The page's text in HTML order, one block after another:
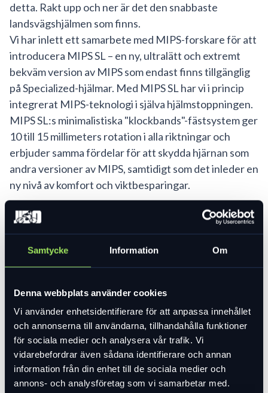
Samtycke Information Om
Denna webbplats använder cookies
Vi använder enhetsidentifierare för att anpassa innehållet
och annonserna till användarna, tillhandahålla funktioner
för sociala medier och analysera vår trafik. Vi
vidarebefordrar även sådana identifierare och annan
information från din enhet till de sociala medier och
annons- och analysföretag som vi samarbetar med.
detta. Rakt upp och ner är det den snabbaste
landsvägshjälmen som finns.
Vi har inlett ett samarbete med MIPS-forskare för att
introducera MIPS SL – en ny, ultralätt och extremt
bekväm version av MIPS som endast finns tillgänglig
på Specialized-hjälmar. Med MIPS SL har vi i princip
integrerat MIPS-teknologi i själva hjälmstoppningen.
MIPS SL:s minimalistiska "klockbands"-fästsystem ger
10 till 15 millimeters rotation i alla riktningar och
erbjuder samma fördelar för att skydda hjärnan som
andra versioner av MIPS, samtidigt som det inleder en
ny nivå av komfort och viktbesparingar.
Välj Färg
Välj Hjälmstorlek
Var vänlig välj ett alternativ för att se lagersaldo
2 279 kr
Lägg i varukorg